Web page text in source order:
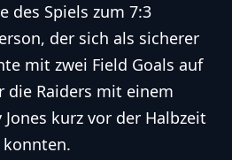
des Spiels zum 7:3
der sich als sicherer
mit zwei Field Goals auf
die Raiders mit einem
kurz vor der Halbzeit
konnten.